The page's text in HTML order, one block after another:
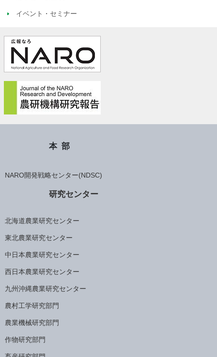
イベント・セミナー
本部
NARO開発戦略センター(NDSC)
研究センター
北海道農業研究センター
東北農業研究センター
中日本農業研究センター
西日本農業研究センター
九州沖縄農業研究センター
農村工学研究部門
農業機械研究部門
作物研究部門